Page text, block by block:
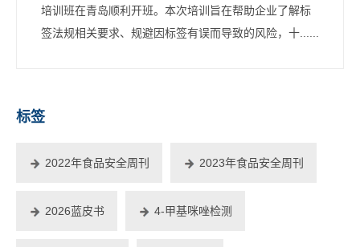
培训班在青岛顺利开班。本次培训旨在帮助企业了解标
签法规相关要求、规避因标签有误而导致的风险，十......
标签
2022年食品安全周刊 2023年食品安全周刊
2026蓝皮书 4-甲基咪唑检测